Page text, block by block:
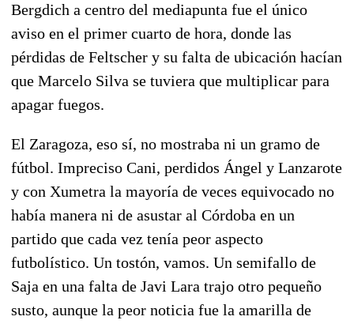
Bergdich a centro del mediapunta fue el único
aviso en el primer cuarto de hora, donde las
pérdidas de Feltscher y su falta de ubicación hacían
que Marcelo Silva se tuviera que multiplicar para
apagar fuegos.
El Zaragoza, eso sí, no mostraba ni un gramo de
fútbol. Impreciso Cani, perdidos Ángel y Lanzarote
y con Xumetra la mayoría de veces equivocado no
había manera ni de asustar al Córdoba en un
partido que cada vez tenía peor aspecto
futbolístico. Un tostón, vamos. Un semifallo de
Saja en una falta de Javi Lara trajo otro pequeño
susto, aunque la peor noticia fue la amarilla de